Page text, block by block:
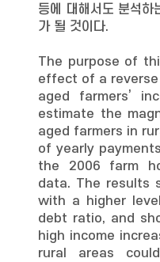
등에 대해서도 분석
가 될 것이다.
The purpose of
effect of a
aged farmers’
estimate the
aged farmers in
of yearly
the 2006 farm
data. The results
with a higher
debt ratio, and
high income
rural areas